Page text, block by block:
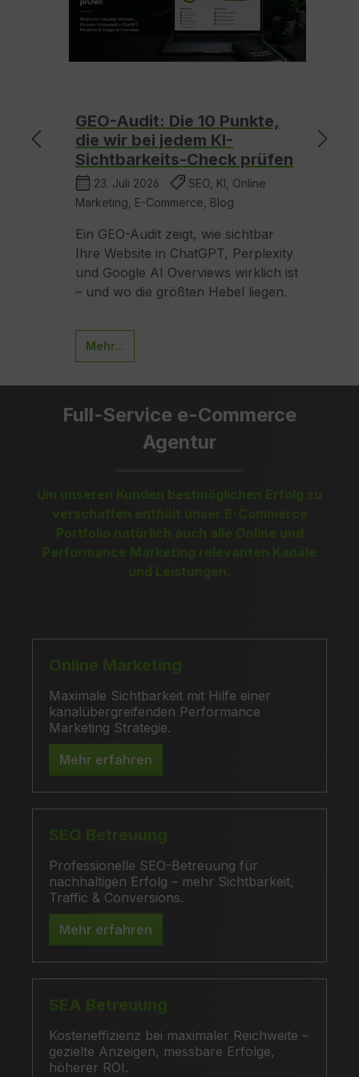
GEO-Audit: Die 10 Punkte,
die wir bei jedem KI-
Sichtbarkeits-Check prüfen
23. Juli 2026
SEO, KI, Online
Marketing, E-Commerce, Blog
Ein GEO-Audit zeigt, wie sichtbar
Ihre Website in ChatGPT, Perplexity
und Google AI Overviews wirklich ist
– und wo die größten Hebel liegen.
Mehr...
Full-Service e-Commerce
Agentur
Um unseren Kunden bestmöglichen Erfolg zu
verschaffen enthält unser E-Commerce
Portfolio natürlich auch alle Online und
Performance Marketing relevanten Kanäle
und Leistungen.
Online Marketing
Maximale Sichtbarkeit mit Hilfe einer
kanalübergreifenden Performance
Marketing Strategie.
Mehr erfahren
SEO Betreuung
Professionelle SEO-Betreuung für
nachhaltigen Erfolg – mehr Sichtbarkeit,
Traffic & Conversions.
Mehr erfahren
SEA Betreuung
Kosteneffizienz bei maximaler Reichweite –
gezielte Anzeigen, messbare Erfolge,
höherer ROI.